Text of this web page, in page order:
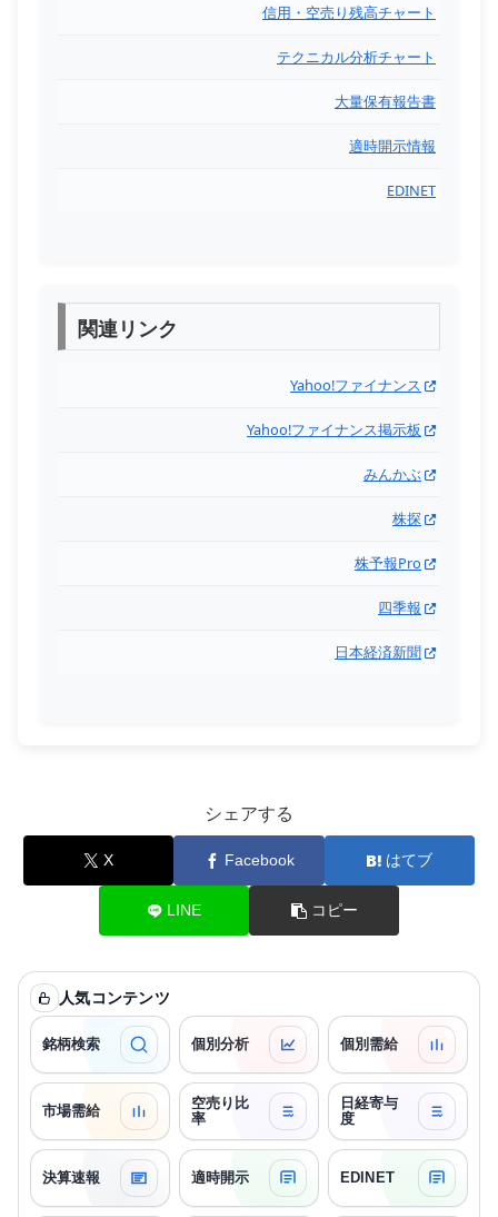
信用・空売り残高チャート
テクニカル分析チャート
大量保有報告書
適時開示情報
EDINET
関連リンク
Yahoo!ファイナンス
Yahoo!ファイナンス掲示板
みんかぶ
株探
株予報Pro
四季報
日本経済新聞
シェアする
X Facebook はてブ
LINE コピー
人気コンテンツ
銘柄検索 個別分析 個別需給
市場需給
空売り比
率
日経寄与
度
決算速報 適時開示 EDINET